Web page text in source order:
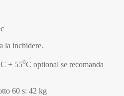
la inchidere.
C + 550C optional se recomanda
60 s: 42 kg